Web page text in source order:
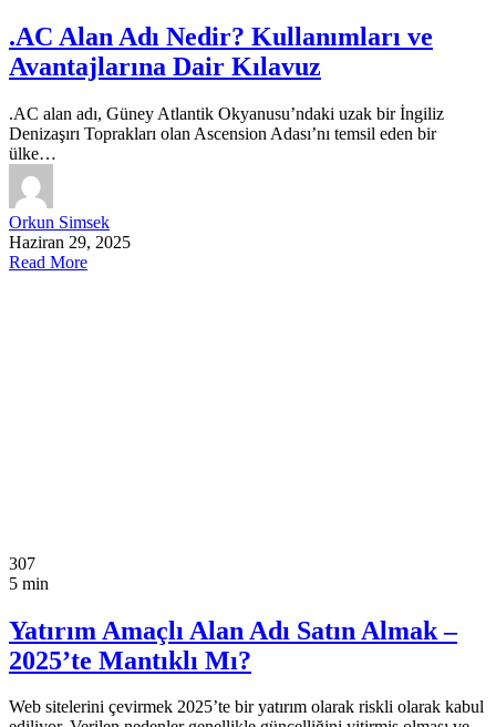
.AC Alan Adı Nedir? Kullanımları ve
Avantajlarına Dair Kılavuz
.AC alan adı, Güney Atlantik Okyanusu’ndaki uzak bir İngiliz
Denizaşırı Toprakları olan Ascension Adası’nı temsil eden bir
ülke…
Orkun Simsek
Haziran 29, 2025
Read More
307
5 min
Yatırım Amaçlı Alan Adı Satın Almak –
2025’te Mantıklı Mı?
Web sitelerini çevirmek 2025’te bir yatırım olarak riskli olarak kabul